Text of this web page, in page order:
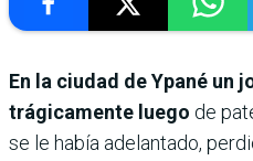
En la ciudad de Ypané un
trágicamente luego de
se le había adelantado,